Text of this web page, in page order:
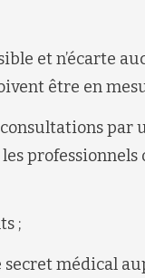
et n’écarte
être en
par
professionnels
;
médical